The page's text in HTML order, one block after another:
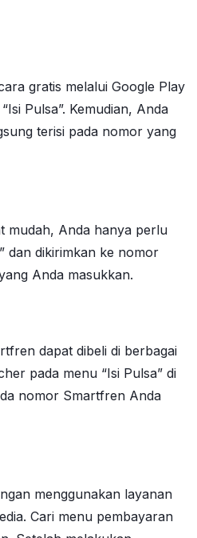
gratis melalui Google Play
Pulsa”. Kemudian, Anda
terisi pada nomor yang
mudah, Anda hanya perlu
dan dikirimkan ke nomor
Anda masukkan.
dapat dibeli di berbagai
pada menu “Isi Pulsa” di
nomor Smartfren Anda
menggunakan layanan
Cari menu pembayaran